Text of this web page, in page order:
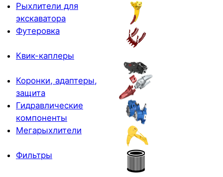
Рыхлители для
экскаватора
Футеровка
Квик-каплеры
Коронки, адаптеры,
защита
Гидравлические
компоненты
Мегарыхлители
Фильтры